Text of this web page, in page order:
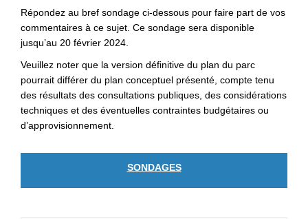
Répondez au bref sondage ci-dessous pour faire part de vos
commentaires à ce sujet. Ce sondage sera disponible
jusqu’au 20 février 2024.
Veuillez noter que la version définitive du plan du parc
pourrait différer du plan conceptuel présenté, compte tenu
des résultats des consultations publiques, des considérations
techniques et des éventuelles contraintes budgétaires ou
d’approvisionnement.
SONDAGES